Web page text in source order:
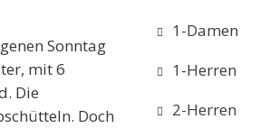
Sonntag
mit 6
Die
Doch
1-Damen
1-Herren
2-Herren